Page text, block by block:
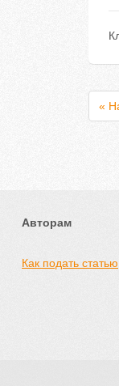
«
Авторам
Как подать статью